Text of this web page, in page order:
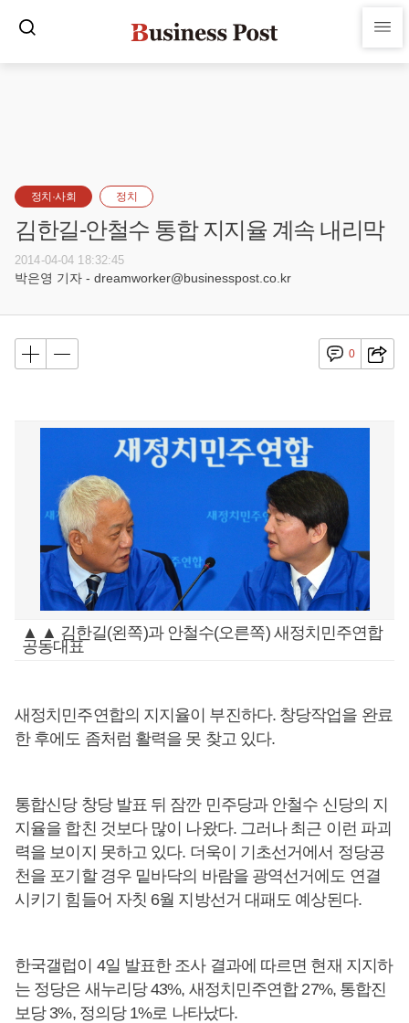
정치·사회 정치
김한길-안철수 통합 지지율 계속 내리막
2014-04-04 18:32:45
박은영 기자 - dreamworker@businesspost.co.kr
0
▲ ▲ 김한길(왼쪽)과 안철수(오른쪽) 새정치민주연합
공동대표
새정치민주연합의 지지율이 부진하다. 창당작업을 완료
한 후에도 좀처럼 활력을 못 찾고 있다.
통합신당 창당 발표 뒤 잠깐 민주당과 안철수 신당의 지
지율을 합친 것보다 많이 나왔다. 그러나 최근 이런 파괴
력을 보이지 못하고 있다. 더욱이 기초선거에서 정당공
천을 포기할 경우 밑바닥의 바람을 광역선거에도 연결
시키기 힘들어 자칫 6월 지방선거 대패도 예상된다.
한국갤럽이 4일 발표한 조사 결과에 따르면 현재 지지하
는 정당은 새누리당 43%, 새정치민주연합 27%, 통합진
보당 3%, 정의당 1%로 나타났다.